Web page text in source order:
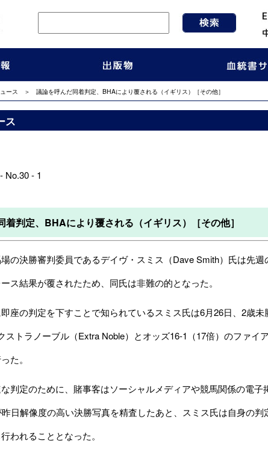
ース ＞ 議論を呼んだ同着判定、BHAにより覆される（イギリス）［その他］
ス
- 1
着判定、BHAにより覆される（イギリス）［その他］
の決勝審判委員であるデイヴ・スミス（Dave Smith）氏は先週
ス結果が覆されたため、同氏は非難の的となった。
座の判定を下すことで知られているスミス氏は6月26日、2歳
ストラノーブル（Extra Noble）とオッズ16-1（17倍）のファイ
た。
判定のために、賭事客はソーシャルメディアや競馬関係の電子
日解像度の高い決勝写真を精査したあと、スミス氏は自身の判
われることとなった。